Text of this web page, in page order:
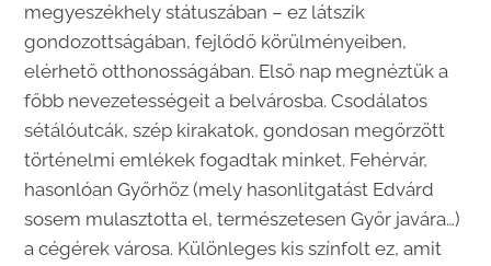
megyeszékhely státuszában – ez látszik
gondozottságában, fejlődő körülményeiben,
elérhető otthonosságában. Első nap megnéztük a
főbb nevezetességeit a belvárosba. Csodálatos
sétálóutcák, szép kirakatok, gondosan megőrzött
történelmi emlékek fogadtak minket. Fehérvár,
hasonlóan Győrhöz (mely hasonlitgatást Edvárd
sosem mulasztotta el, természetesen Győr javára…)
a cégérek városa. Különleges kis színfolt ez, amit